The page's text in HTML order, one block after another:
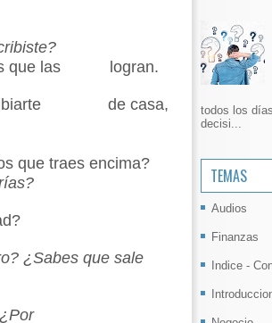
las que las logran.
cambiarte de casa,
que traes encima?
¿Sabes que sale
¿Por
todos los
decisi...
TEMAS
Audios
Finanzas
Indice -